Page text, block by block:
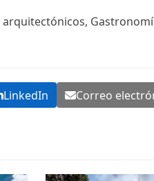
LinkedIn Correo